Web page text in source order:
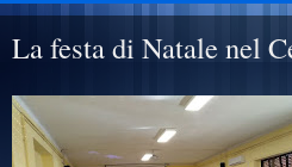
La festa di Natale nel